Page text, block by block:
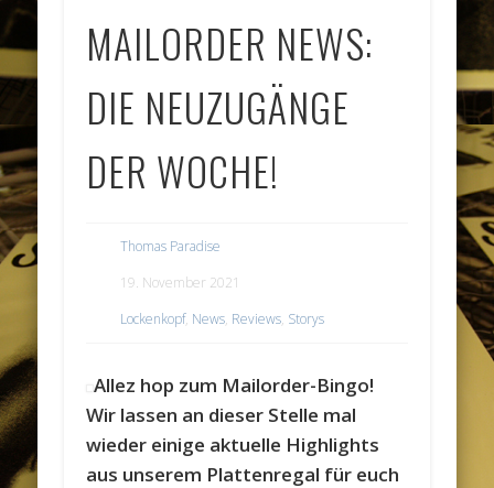
MAILORDER NEWS:
DIE NEUZUGÄNGE
DER WOCHE!
Thomas Paradise
19. November 2021
Lockenkopf, News, Reviews, Storys
Allez hop zum Mailorder-Bingo!
Wir lassen an dieser Stelle mal
wieder einige aktuelle Highlights
aus unserem Plattenregal für euch